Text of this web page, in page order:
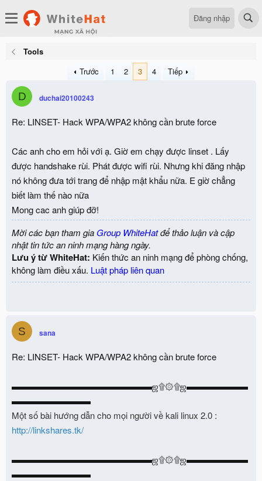
Đăng nhập
Tools
Trước
1 2 3 4 Tiếp
D duchai20100243
Re: LINSET- Hack WPA/WPA2 không cần brute force
Các anh cho em hỏi với ạ. Giờ em chạy được linset . Lấy
được handshake rùi. Phát được wifi rùi. Nhưng khi đăng nhập
nó không đưa tới trang để nhập mật khẩu nữa. E giờ chẳng
biết làm thế nào nữa
Mong cac anh giúp đỡ!
Mời các bạn tham gia Group WhiteHatđể thảo luận và cập
nhật tin tức an ninh mạng hàng ngày.
Lưu ý từ WhiteHat: Kiến thức an ninh mạng để phòng chống,
không làm điều xấu. Luật pháp liên quan
S sana
Re: LINSET- Hack WPA/WPA2 không cần brute force
▬▬▬▬▬▬▬▬▬▬▬▬▬▬▬▬ஜ۩۞۩ஜ▬▬▬▬▬▬▬
▬▬▬▬▬▬▬▬▬
Một số bài hướng dẫn cho mọi người về kali linux 2.0 :
http://linkshares.tk/
▬▬▬▬▬▬▬▬▬▬▬▬▬▬▬▬ஜ۩۞۩ஜ▬▬▬▬▬▬▬
▬▬▬▬▬▬▬▬▬